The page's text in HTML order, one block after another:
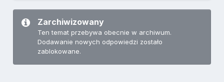
Zarchiwizowany
Ten temat przebywa obecnie w archiwum.
Dodawanie nowych odpowiedzi zostało
zablokowane.